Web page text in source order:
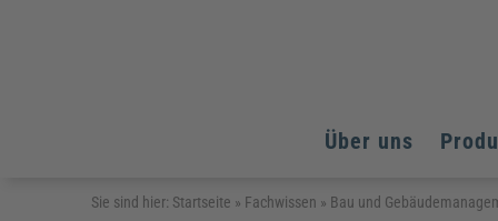
Über uns
Arbeitsschutz
Arbeitsschutz
Arbeitsschutz
Sie sind hier: Startseite » Fachwissen » Bau und